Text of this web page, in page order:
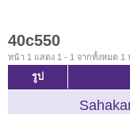
40c550
หน้า 1 แสดง 1 - 1 จากทั้งหมด 1
รูป